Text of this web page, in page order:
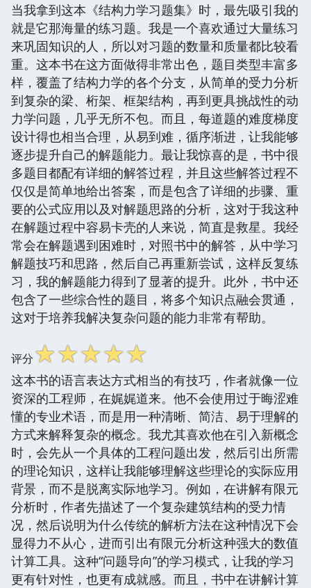
当我拿到这本《结构力学习题集》时，最先吸引我的
就是它那海量的练习题。我是一个喜欢通过大量练习
来巩固知识的人，所以对习题的数量和质量都比较看
重。这本书在这方面做得非常出色，题目类型丰富多
样，覆盖了结构力学的各个分支，从简单的受力分析
到复杂的梁、桁架、框架结构，再到更具挑战性的动
力学问题，几乎无所不包。而且，每道题的难度梯度
设计得也相当合理，从易到难，循序渐进，让我能够
逐步提升自己的解题能力。最让我惊喜的是，书中很
多题目都配有详细的解答过程，并且这些解答过程不
仅仅是简单地给出答案，而是包含了详细的步骤、重
要的公式应用以及对解题思路的分析，这对于我这种
在解题过程中容易卡壳的人来说，简直是救星。我经
常会在解题遇到困难时，对照书中的解答，从中学习
解题技巧和思路，然后自己再重新尝试，这样反复练
习，我的解题能力得到了显著的提升。此外，书中还
包含了一些综合性的题目，将多个知识点融会贯通，
这对于培养我解决复杂问题的能力非常有帮助。
评分☆☆☆☆☆
这本书的语言表达方式相当的有技巧，作者就像一位
资深的工程师，在娓娓道来。他不会使用过于晦涩难
懂的专业术语，而是用一种清晰、简洁、易于理解的
方式来解释复杂的概念。我尤其喜欢他在引入新概念
时，会先从一个具体的工程问题出发，然后引出所需
的理论知识，这样让我能够理解这些理论的实际应用
背景，而不是脱离实际地学习。例如，在讲解有限元
分析时，作者先描述了一个复杂建筑结构的受力情
况，然后说明为什么传统的解析方法在这种情况下会
显得力不从心，进而引出有限元分析这种强大的数值
计算工具。这种“问题导向”的学习模式，让我的学习
更有针对性，也更有成就感。而且，书中在讲解计算